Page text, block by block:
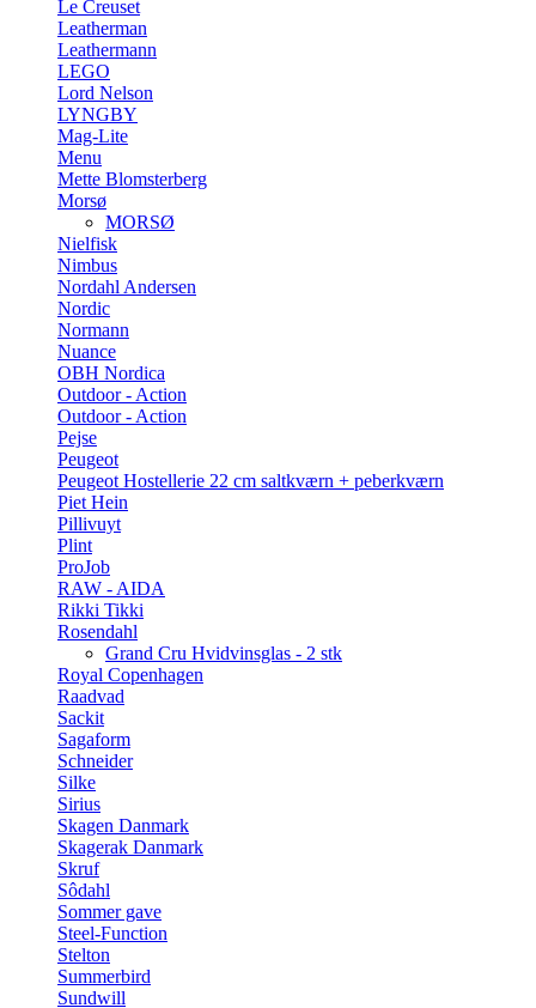
Le Creuset
Leatherman
Leathermann
LEGO
Lord Nelson
LYNGBY
Mag-Lite
Menu
Mette Blomsterberg
Morsø
MORSØ
Nielfisk
Nimbus
Nordahl Andersen
Nordic
Normann
Nuance
OBH Nordica
Outdoor - Action
Outdoor - Action
Pejse
Peugeot
Peugeot Hostellerie 22 cm saltkværn + peberkværn
Piet Hein
Pillivuyt
Plint
ProJob
RAW - AIDA
Rikki Tikki
Rosendahl
Grand Cru Hvidvinsglas - 2 stk
Royal Copenhagen
Raadvad
Sackit
Sagaform
Schneider
Silke
Sirius
Skagen Danmark
Skagerak Danmark
Skruf
Sôdahl
Sommer gave
Steel-Function
Stelton
Summerbird
Sundwill